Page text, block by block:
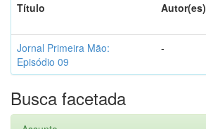
Título
Autor(es)
Jornal Primeira Mão:
Episódio 09
-
Busca facetada